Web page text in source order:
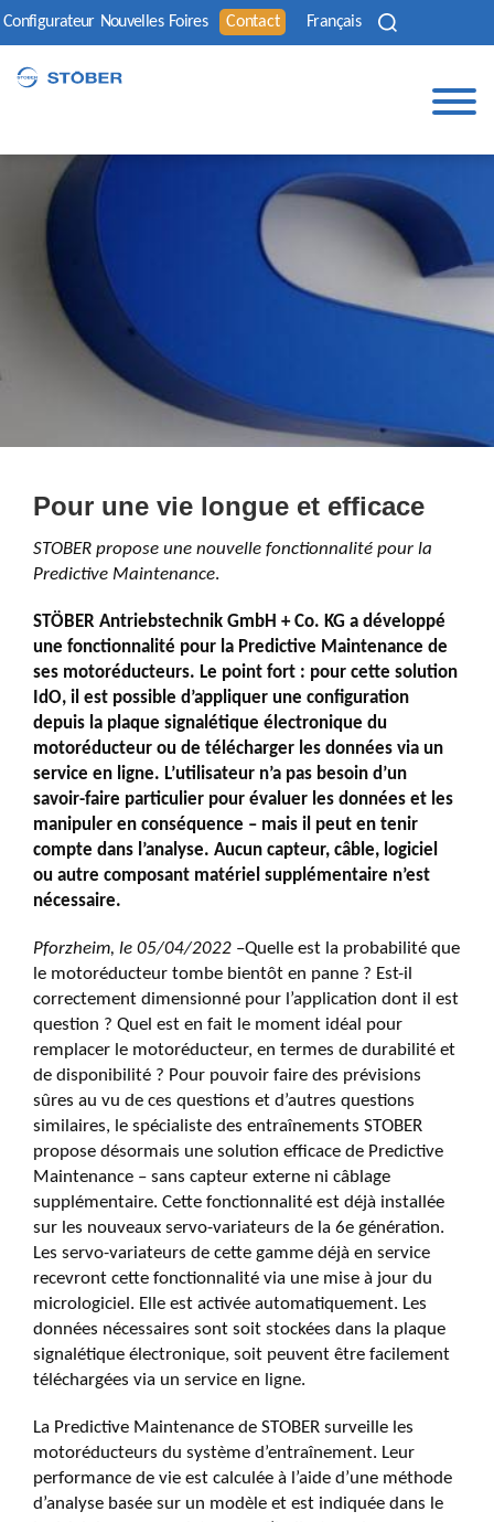
Configurateur Nouvelles Foires Contact Français
Pour une vie longue et efficace
STOBER propose une nouvelle fonctionnalité pour la
Predictive Maintenance.
STÖBER Antriebstechnik GmbH + Co. KG a développé
une fonctionnalité pour la Predictive Maintenance de
ses motoréducteurs. Le point fort : pour cette solution
IdO, il est possible d’appliquer une configuration
depuis la plaque signalétique électronique du
motoréducteur ou de télécharger les données via un
service en ligne. L’utilisateur n’a pas besoin d’un
savoir-faire particulier pour évaluer les données et les
manipuler en conséquence – mais il peut en tenir
compte dans l’analyse. Aucun capteur, câble, logiciel
ou autre composant matériel supplémentaire n’est
nécessaire.
Pforzheim, le 05/04/2022 –Quelle est la probabilité que
le motoréducteur tombe bientôt en panne ? Est-il
correctement dimensionné pour l’application dont il est
question ? Quel est en fait le moment idéal pour
remplacer le motoréducteur, en termes de durabilité et
de disponibilité ? Pour pouvoir faire des prévisions
sûres au vu de ces questions et d’autres questions
similaires, le spécialiste des entraînements STOBER
propose désormais une solution efficace de Predictive
Maintenance – sans capteur externe ni câblage
supplémentaire. Cette fonctionnalité est déjà installée
sur les nouveaux servo-variateurs de la 6e génération.
Les servo-variateurs de cette gamme déjà en service
recevront cette fonctionnalité via une mise à jour du
micrologiciel. Elle est activée automatiquement. Les
données nécessaires sont soit stockées dans la plaque
signalétique électronique, soit peuvent être facilement
téléchargées via un service en ligne.
La Predictive Maintenance de STOBER surveille les
motoréducteurs du système d’entraînement. Leur
performance de vie est calculée à l’aide d’une méthode
d’analyse basée sur un modèle et est indiquée dans le